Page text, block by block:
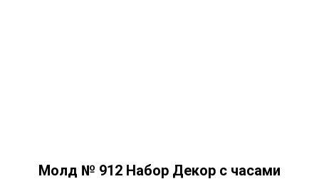
Молд № 912 Набор Декор с часами